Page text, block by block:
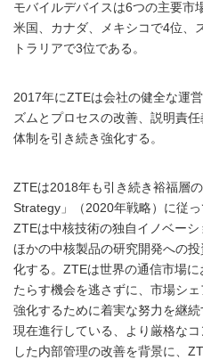
モバイルデバイスは6つの主要市
米国、カナダ、メキシコで4位、
トラリアで3位である。
2017年にZTEは会社の健全な運
ズムとプロセスの改善、説明責
体制を引き続き強化する。
ZTEは2018年も引き続き裕福層
Strategy」（2020年戦略）に従っ
ZTEは中核技術の独自イノベー
ほかの中核製品の研究開発への
化する。ZTEは世界の通信市場
たらす機会を逃さずに、市場シ
強化するために着実な努力を継
現在進行している、より厳格な
した内部管理の改善を背景に、